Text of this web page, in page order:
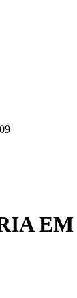
EM